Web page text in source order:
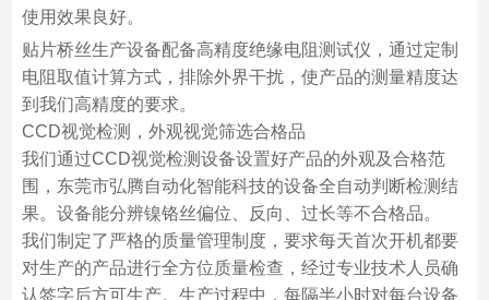
使用效果良好。
贴片桥丝生产设备配备高精度绝缘电阻测试仪，通过定制
电阻取值计算方式，排除外界干扰，使产品的测量精度达
到我们高精度的要求。
CCD视觉检测，外观视觉筛选合格品
我们通过CCD视觉检测设备设置好产品的外观及合格范
围，东莞市弘腾自动化智能科技的设备全自动判断检测结
果。设备能分辨镍铬丝偏位、反向、过长等不合格品。
我们制定了严格的质量管理制度，要求每天首次开机都要
对生产的产品进行全方位质量检查，经过专业技术人员确
认签字后方可生产。生产过程中，每隔半小时对每台设备